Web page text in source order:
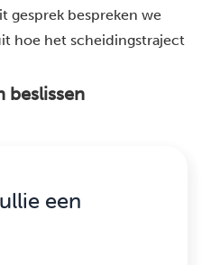
gesprek bespreken we
hoe het scheidingstraject
beslissen
een